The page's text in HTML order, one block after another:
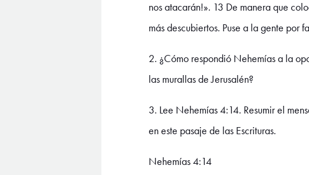
nos atacarán!». 13 De manera que
más descubiertos. Puse a la gente por
2. ¿Cómo respondió Nehemías a la
las murallas de Jerusalén?
3. Lee Nehemías 4:14. Resumir el
en este pasaje de las Escrituras.
Nehemías 4:14